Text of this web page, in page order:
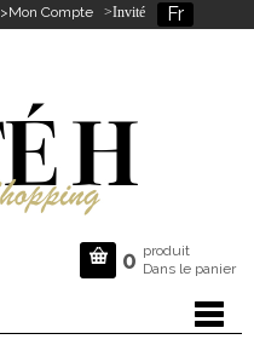
Fr
>Mon Compte >Invité
 0 produit
Dans le panier